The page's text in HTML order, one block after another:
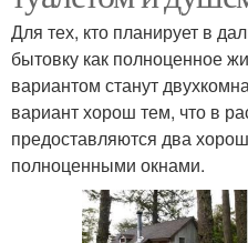
Для тех, кто планирует в
бытовку как полноценное
вариантом станут
вариант хорош тем, что в
предоставляются два
полноценными окнами.